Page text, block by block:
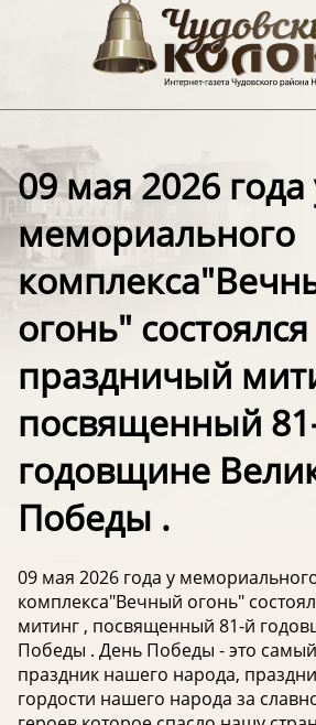
09 мая 2026 года
мемориального
огонь" состоялся
праздничый
посвященный
годовщине
Победы .
09 мая 2026 года у
комплекса"Вечный огонь"
митинг , посвященный 81-й
Победы . День Победы - это
праздник нашего народа,
гордости нашего народа за